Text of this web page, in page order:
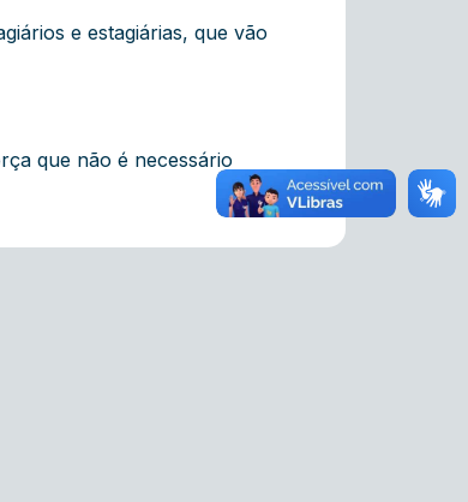
e estagiárias, que vão
que não é necessário